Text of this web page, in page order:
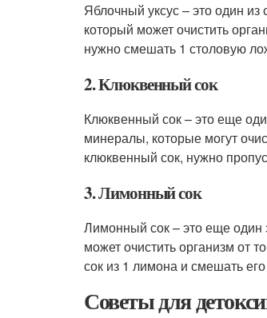
Яблочный уксус – это один
который может очистить
нужно смешать 1 столовую
2. Клюквенный сок
Клюквенный сок – это еще
минералы, которые могут
клюквенный сок, нужно
3. Лимонный сок
Лимонный сок – это еще один
может очистить организм от
сок из 1 лимона и смешать
Советы для